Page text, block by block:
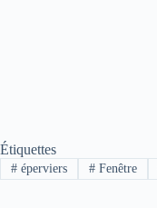
Étiquettes
#éperviers #Fenêtre